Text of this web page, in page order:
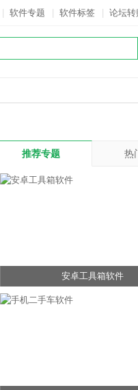
软件专题 软件标签 论坛转
推荐专题 热
安卓工具箱软件